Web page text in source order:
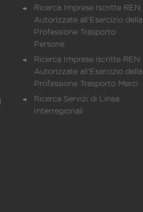
Ricerca Imprese Iscritte REN
Autorizzate all'Esercizio della
Professione Trasporto
Persone
Ricerca Imprese iscritte REN
Autorizzate all'Esercizio della
Professione Trasporto Merci
Ricerca Servizi di Linea
Interregionali